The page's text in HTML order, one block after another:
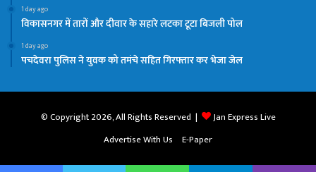
1 day ago
विकासनगर में तारों और दीवार के सहारे लटका टूटा बिजली पोल
1 day ago
पचदेवरा पुलिस ने युवक को तमंचे सहित गिरफ्तार कर भेजा जेल
© Copyright 2026, All Rights Reserved |
Jan Express Live
Advertise With Us
E-Paper